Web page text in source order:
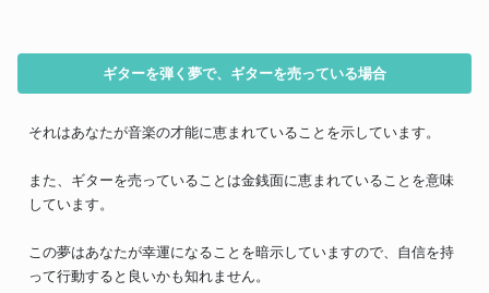
ギターを弾く夢で、ギターを売っている場合
それはあなたが音楽の才能に恵まれていることを示しています。
また、ギターを売っていることは金銭面に恵まれていることを意味
しています。
この夢はあなたが幸運になることを暗示していますので、自信を持
って行動すると良いかも知れません。